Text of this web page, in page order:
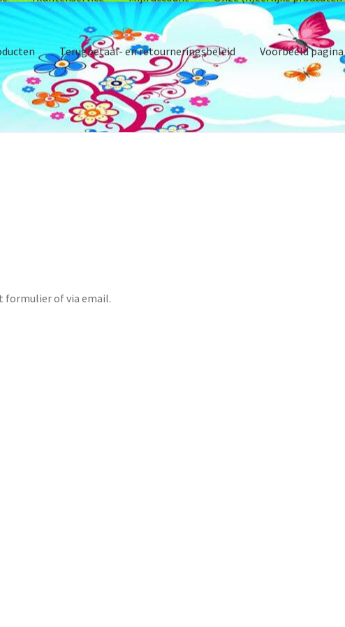
Terugbetaal- en retourneringsbeleid Voorbeeld pagina
formulier of via email.